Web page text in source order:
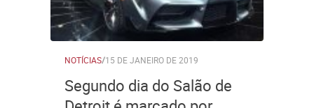
NOTÍCIAS/15 DE JANEIRO DE 2019
Segundo dia do Salão de